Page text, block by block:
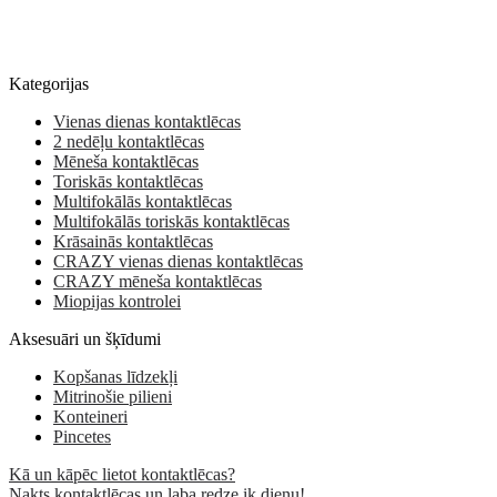
Kategorijas
Vienas dienas kontaktlēcas
2 nedēļu kontaktlēcas
Mēneša kontaktlēcas
Toriskās kontaktlēcas
Multifokālās kontaktlēcas
Multifokālās toriskās kontaktlēcas
Krāsainās kontaktlēcas
CRAZY vienas dienas kontaktlēcas
CRAZY mēneša kontaktlēcas
Miopijas kontrolei
Aksesuāri un šķīdumi
Kopšanas līdzekļi
Mitrinošie pilieni
Konteineri
Pincetes
Kā un kāpēc lietot kontaktlēcas?